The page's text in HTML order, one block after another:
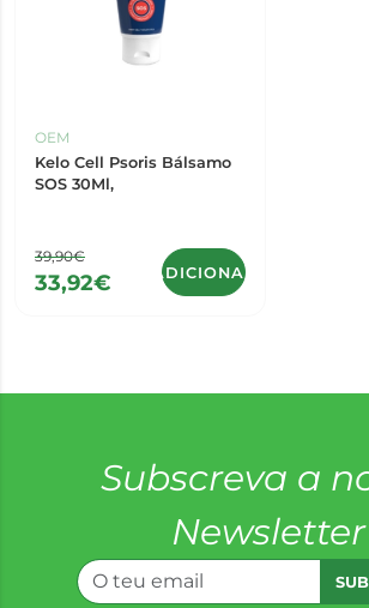
OEM
Kelo Cell Psoris Bálsamo
SOS 30Ml,
39,90€
33,92€ ADICIONAR
Subscreva a
Newsletter